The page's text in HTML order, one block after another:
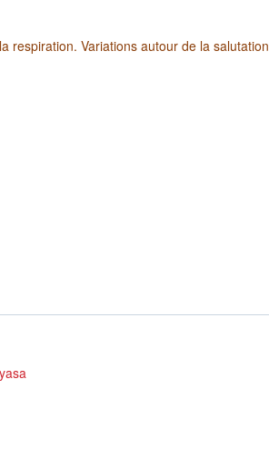
respiration. Variations autour de la salutation